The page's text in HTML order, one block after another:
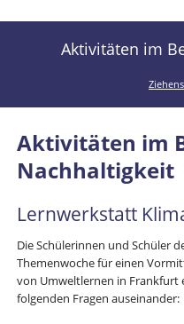
Aktivitäten im
Aktivitäten im
Nachhaltigkeit
Lernwerkstatt
Die Schülerinnen und Schüler
Themenwoche für einen
von Umweltlernen in Frankfurt
folgenden Fragen auseinander: